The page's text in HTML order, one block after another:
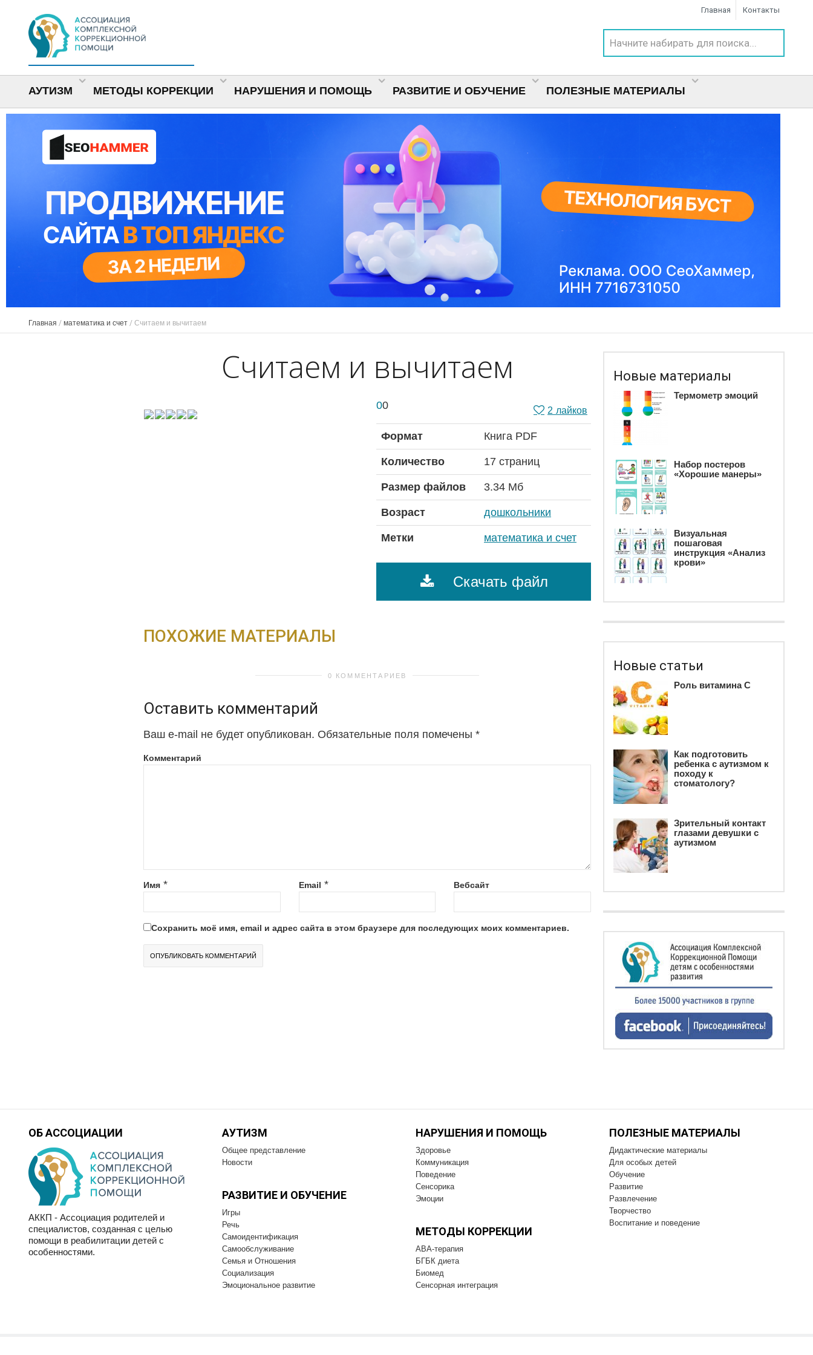
Главная Контакты
АУТИЗМ МЕТОДЫ КОРРЕКЦИИ НАРУШЕНИЯ И ПОМОЩЬ РАЗВИТИЕ И ОБУЧЕНИЕ ПОЛЕЗНЫЕ МАТЕРИАЛЫ
Главная / математика и счет / Считаем и вычитаем
Считаем и вычитаем
2 лайков
00
Формат Книга PDF
Количество 17 страниц
Размер файлов 3.34 Мб
Возраст дошкольники
Метки математика и счет
Скачать файл
ПОХОЖИЕ МАТЕРИАЛЫ
0 КОММЕНТАРИЕВ
Оставить комментарий
Ваш e-mail не будет опубликован. Обязательные поля помечены *
Комментарий
Имя * Email * Вебсайт
Сохранить моё имя, email и адрес сайта в этом браузере для последующих моих комментариев.
Новые материалы
Термометр эмоций
Набор постеров
«Хорошие манеры»
Визуальная
пошаговая
инструкция «Анализ
крови»
Новые статьи
Роль витамина С
Как подготовить
ребенка c аутизмом к
походу к
стоматологу?
Зрительный контакт
глазами девушки с
аутизмом
ОБ АССОЦИАЦИИ
АККП - Ассоциация родителей и
специалистов, созданная с целью
помощи в реабилитации детей с
особенностями.
АУТИЗМ
Общее представление
Новости
РАЗВИТИЕ И OБУЧЕНИЕ
Игры
Речь
Самоидентификация
Самообслуживание
Семья и Отношения
Социализация
Эмоциональное развитие
НАРУШЕНИЯ И ПОМОЩЬ
Здоровье
Коммуникация
Поведение
Сенсорика
Эмоции
МЕТОДЫ КОРРЕКЦИИ
ABA-терапия
БГБК диета
Биомед
Cенсорная интеграция
ПОЛЕЗНЫЕ МАТЕРИАЛЫ
Дидактические материалы
Для особых детей
Обучение
Развитие
Развлечение
Творчество
Воспитание и поведение